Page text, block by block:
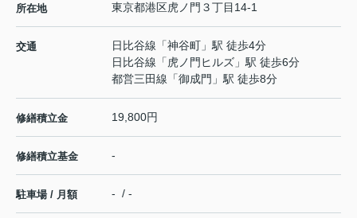
所在地 東京都港区虎ノ門 ３丁目14-1
交通 日比谷線 「神谷町 」駅 徒歩4分
日比谷線 「 虎ノ門ヒルズ 」駅 徒歩6分
都営三田線 「御成門 」駅 徒歩8分
修繕積立金 19,800円
修繕積立基金 -
駐車場 / 月額 - / -